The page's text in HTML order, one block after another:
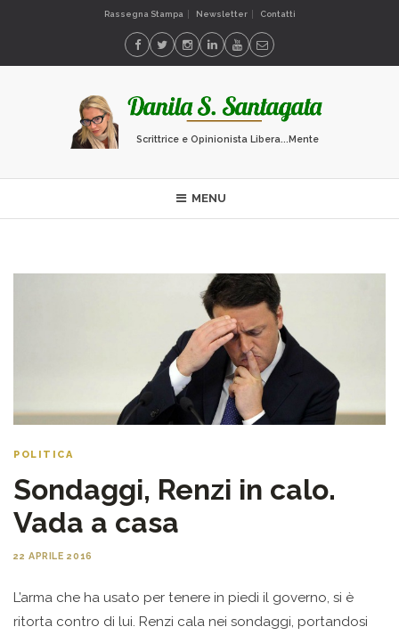
Rassegna Stampa Newsletter Contatti
Scrittrice e Opinionista Libera...Mente
MENU
POLITICA
Sondaggi, Renzi in calo.
Vada a casa
22 APRILE 2016
L’arma che ha usato per tenere in piedi il governo, si è
ritorta contro di lui. Renzi cala nei sondaggi, portandosi